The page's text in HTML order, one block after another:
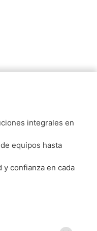
integrales en
equipos hasta
y confianza en cada